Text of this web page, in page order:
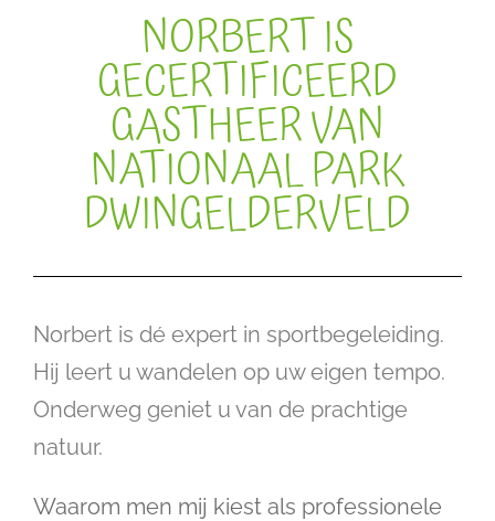
NORBERT IS
GECERTIFICEERD
GASTHEER VAN
NATIONAAL PARK
DWINGELDERVELD
Norbert is dé expert in sportbegeleiding.
Hij leert u wandelen op uw eigen tempo.
Onderweg geniet u van de prachtige
natuur.
Waarom men mij kiest als professionele